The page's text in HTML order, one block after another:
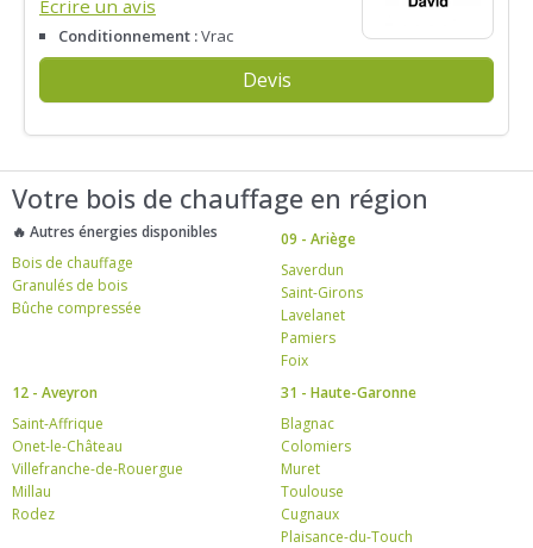
Écrire un avis
Conditionnement :Vrac
Devis
Votre bois de chauffage en région
🔥 Autres énergies disponibles
Bois de chauffage
Granulés de bois
Bûche compressée
09 - Ariège
Saverdun
Saint-Girons
Lavelanet
Pamiers
Foix
12 - Aveyron
Saint-Affrique
Onet-le-Château
Villefranche-de-Rouergue
Millau
Rodez
31 - Haute-Garonne
Blagnac
Colomiers
Muret
Toulouse
Cugnaux
Plaisance-du-Touch